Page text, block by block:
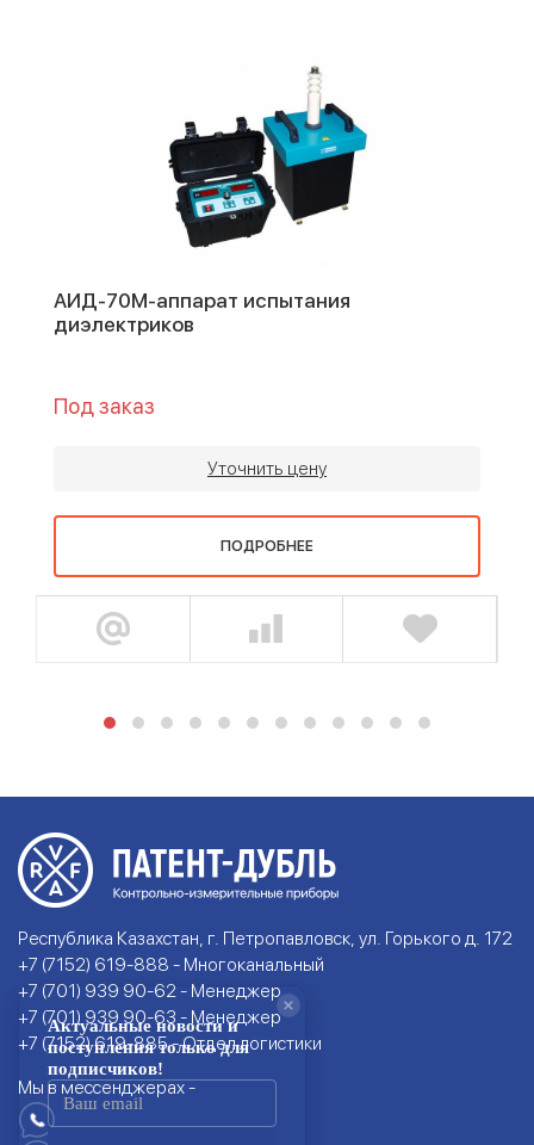
АИД-70М-аппарат испытания
диэлектриков
Под заказ
Уточнить цену
ПОДРОБНЕЕ
Республика Казахстан, г. Петропавловск, ул. Горького д. 172
+7 (7152) 619-888 - Многоканальный
+7 (701) 939 90-62 - Менеджер
+7 (701) 939 90-63 - Менеджер
+7 (7152) 619-885 - Отдел логистики
Мы в мессенджерах -